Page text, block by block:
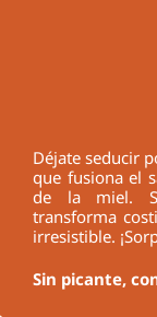
Déjate seducir
que fusiona el
de la miel.
transforma
irresistible.
Sin picante,